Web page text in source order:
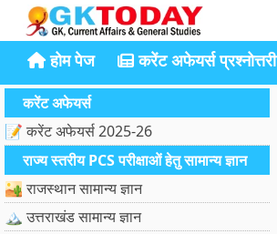
होम पेज करेंट अफेयर्स प्रश्नोत्तरी
करेंट अफेयर्स
📝 करेंट अफेयर्स 2025-26
राज्य स्तरीय PCS परीक्षाओं हेतु सामान्य ज्ञान
🏜️ राजस्थान सामान्य ज्ञान
🏔️ उत्तराखंड सामान्य ज्ञान